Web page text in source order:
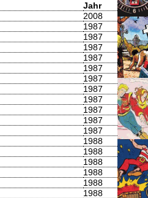
Jahr
2008
1987
1987
1987
1987
1987
1987
1987
1987
1987
1987
1987
1988
1988
1988
1988
1988
1988